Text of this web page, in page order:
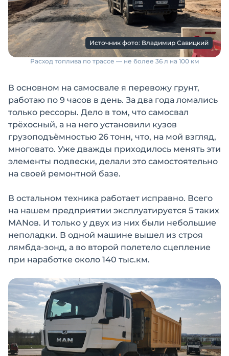
Источник фото: Владимир Савицкий
Расход топлива по трассе — не более 36 л на 100 км
В основном на самосвале я перевожу грунт,
работаю по 9 часов в день. За два года ломались
только рессоры. Дело в том, что самосвал
трёхосный, а на него установили кузов
грузоподъёмностью 26 тонн, что, на мой взгляд,
многовато. Уже дважды приходилось менять эти
элементы подвески, делали это самостоятельно
на своей ремонтной базе.
В остальном техника работает исправно. Всего
на нашем предприятии эксплуатируется 5 таких
MANов. И только у двух из них были небольшие
неполадки. В одной машине вышел из строя
лямбда-зонд, а во второй полетело сцепление
при наработке около 140 тыс.км.